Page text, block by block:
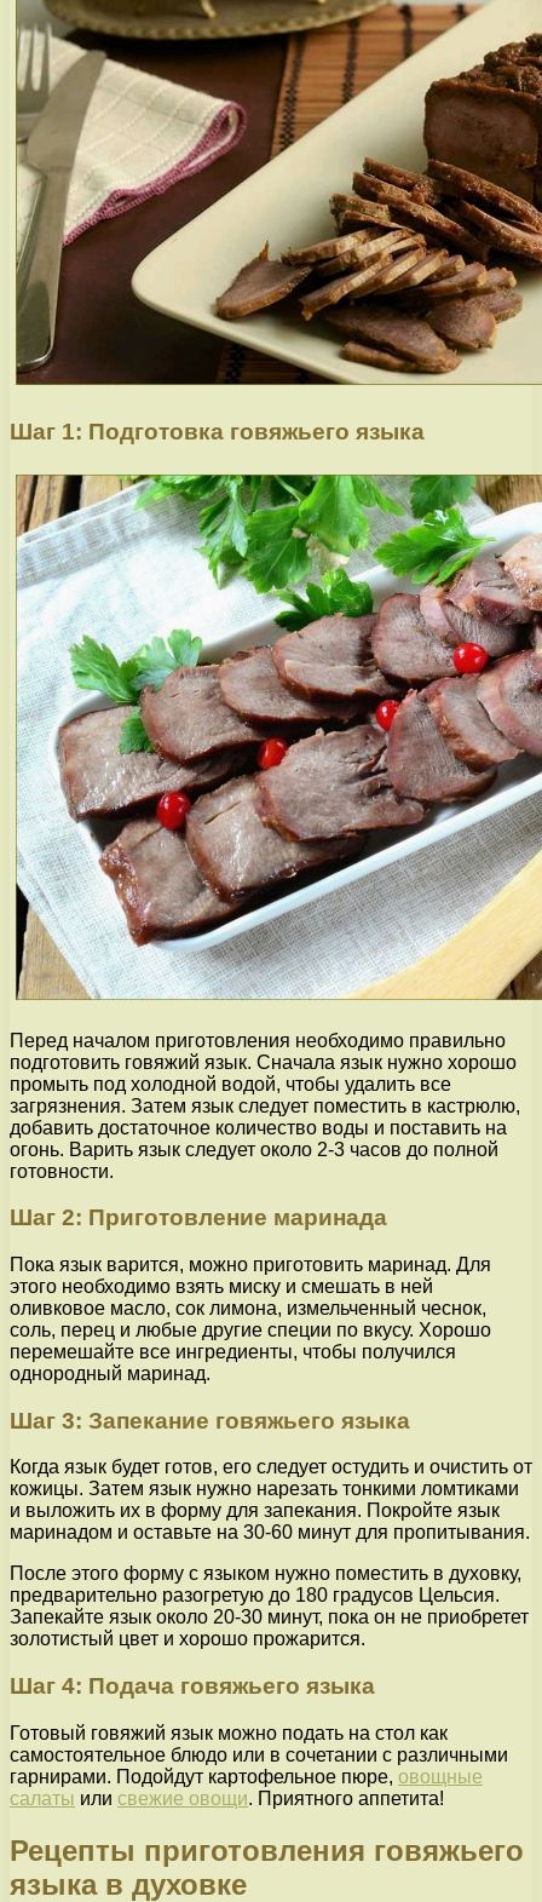
Шаг 1: Подготовка говяжьего языка
Перед началом приготовления необходимо правильно
подготовить говяжий язык. Сначала язык нужно хорошо
промыть под холодной водой, чтобы удалить все
загрязнения. Затем язык следует поместить в кастрюлю,
добавить достаточное количество воды и поставить на
огонь. Варить язык следует около 2-3 часов до полной
готовности.
Шаг 2: Приготовление маринада
Пока язык варится, можно приготовить маринад. Для
этого необходимо взять миску и смешать в ней
оливковое масло, сок лимона, измельченный чеснок,
соль, перец и любые другие специи по вкусу. Хорошо
перемешайте все ингредиенты, чтобы получился
однородный маринад.
Шаг 3: Запекание говяжьего языка
Когда язык будет готов, его следует остудить и очистить от
кожицы. Затем язык нужно нарезать тонкими ломтиками
и выложить их в форму для запекания. Покройте язык
маринадом и оставьте на 30-60 минут для пропитывания.
После этого форму с языком нужно поместить в духовку,
предварительно разогретую до 180 градусов Цельсия.
Запекайте язык около 20-30 минут, пока он не приобретет
золотистый цвет и хорошо прожарится.
Шаг 4: Подача говяжьего языка
Готовый говяжий язык можно подать на стол как
самостоятельное блюдо или в сочетании с различными
гарнирами. Подойдут картофельное пюре, овощные
салаты или свежие овощи. Приятного аппетита!
Рецепты приготовления говяжьего
языка в духовке